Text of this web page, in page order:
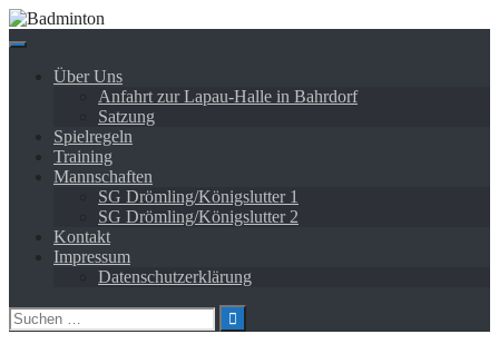
Springe
zum
Über Uns
Anfahrt zur Lapau-Halle in Bahrdorf
Satzung
Spielregeln
Training
Mannschaften
SG Drömling/Königslutter 1
SG Drömling/Königslutter 2
Kontakt
Impressum
Datenschutzerklärung
Suchen
nach: